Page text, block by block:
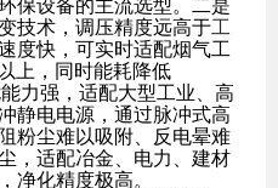
保设备的主流选型。二是
技术，调压精度远高于工
度快，可实时适配烟气工
上，同时能耗降低
力强，适配大型工业、高
静电电源，通过脉冲式高
粉尘难以吸附、反电晕难
，适配冶金、电力、建材
净化精度极高。